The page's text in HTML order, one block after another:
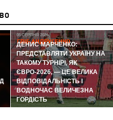
ГЛІБ АНДРУСЕНКО
05 СЕРПНЯ 2026
ДЕНИС МАРЧЕНКО:
ПРЕДСТАВЛЯТИ УКРАЇНУ НА
ТАКОМУ ТУРНІРІ, ЯК
ЄВРО-2026, — ЦЕ ВЕЛИКА
ВІДПОВІДАЛЬНІСТЬ І
ВОДНОЧАС ВЕЛИЧЕЗНА
ГОРДІСТЬ